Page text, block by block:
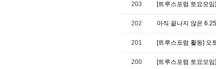
203 [트루스포럼 토요모
202 아직 끝나지 않은
201 [트루스포럼 활동] 오
200 [트루스포럼 토요모